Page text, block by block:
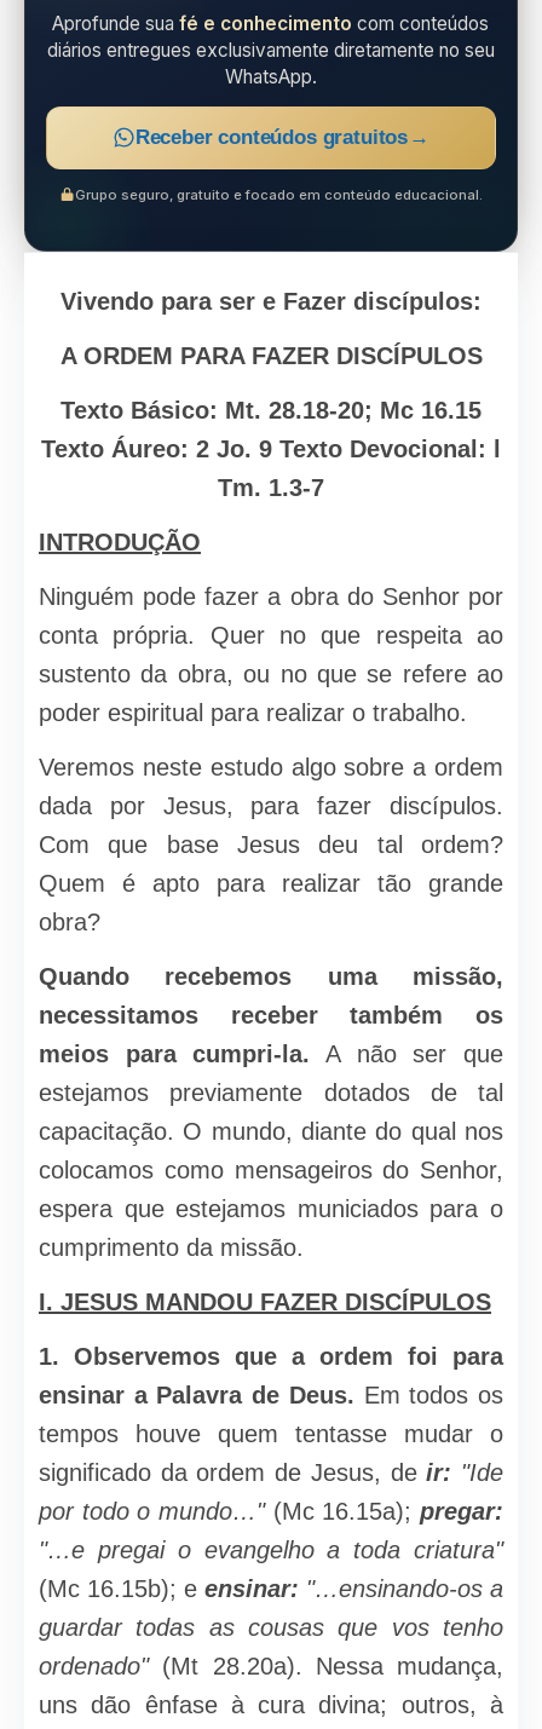
Aprofunde suafé e conhecimento com conteúdos
diários entregues exclusivamente diretamente no seu
WhatsApp.
Receber conteúdos gratuitos →
Grupo seguro, gratuito e focado em conteúdo educacional.
Vivendo para ser e Fazer discípulos:
A ORDEM PARA FAZER DISCÍPULOS
Texto Básico: Mt. 28.18-20; Mc 16.15
Texto Áureo: 2 Jo. 9 Texto Devocional: l
Tm. 1.3-7
INTRODUÇÃO
Ninguém pode fazer a obra do Senhor por
conta pró­pria. Quer no que respeita ao
sustento da obra, ou no que se refere ao
poder espiritual para realizar o trabalho.
Veremos neste estudo algo sobre a ordem
dada por Jesus, para fazer discípulos.
Com que base Jesus deu tal or­dem?
Quem é apto para realizar tão grande
obra?
Quando recebemos uma missão,
necessitamos rece­ber também os
meios para cumpri-la. A não ser que
esteja­mos previamente dotados de tal
capacitação. O mundo, diante do qual nos
colocamos como men­sageiros do Senhor,
espera que estejamos municiados para o
cumprimento da missão.
I. JESUS MANDOU FAZER DISCÍPULOS
1. Observemos que a ordem foi para
ensinar a Palavra de Deus. Em todos os
tempos houve quem tentas­se mudar o
significado da ordem de Jesus, deir: "Ide
por todo o mundo…" (Mc 16.15a);pregar:
"…e pregai o evan­gelho a toda criatura"
(Mc 16.15b); e ensinar: "…ensinando-os a
guardar todas as cousas que vos tenho
ordenado" (Mt 28.20a). Nessa mudança,
uns dão ênfase à cura divina; outros, à